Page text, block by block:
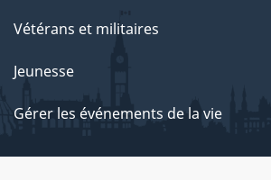
Vétérans et militaires
Jeunesse
Gérer les événements de la vie